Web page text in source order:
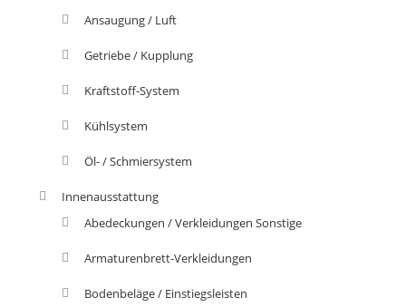
Ansaugung / Luft
Getriebe / Kupplung
Kraftstoff-System
Kühlsystem
Öl- / Schmiersystem
Innenausstattung
Abedeckungen / Verkleidungen Sonstige
Armaturenbrett-Verkleidungen
Bodenbeläge / Einstiegsleisten